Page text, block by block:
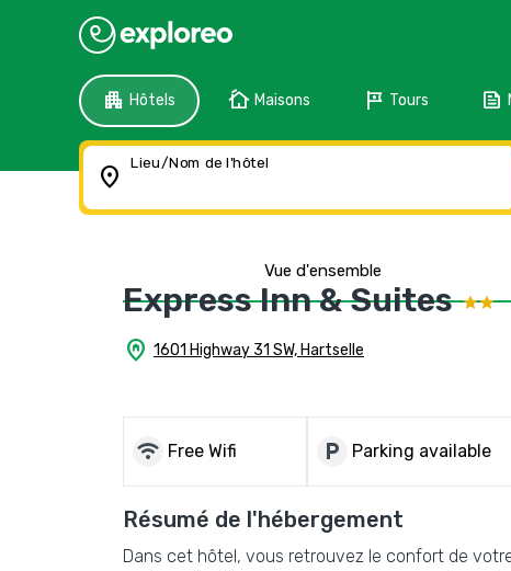
apartment Hôtels cottage Maisons tour Tours feed
location_on Lieu/Nom de l'hôtel
Vue d'ensemble
Express Inn & Suites
home_pin 1601 Highway 31 SW, Hartselle
wifi Free Wifi local_parking Parking available
Résumé de l'hébergement
Dans cet hôtel, vous retrouvez le confort de